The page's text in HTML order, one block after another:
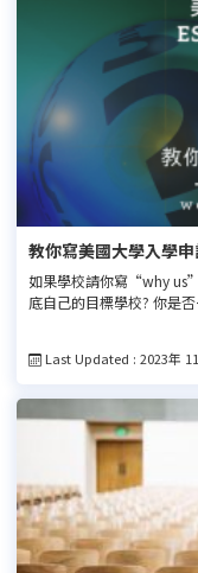
教你寫美國大學入學
如果學校請你寫“why
底自己的目標學校? 你是
Last Updated : 2023年